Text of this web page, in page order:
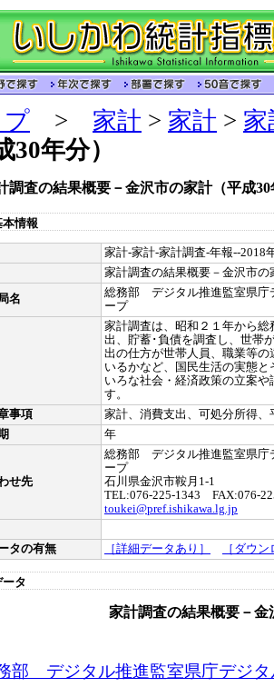
プ > 家計 > 家計 > 家
年分）
調査の結果概要－金沢市の家計（平成30
情報
家計-家計-家計調査-年報--2018
家計調査の結果概要－金沢市の
名
総務部 デジタル推進監室県庁
ープ
家計調査は、昭和２１年から
出、貯蓄･負債を調査し、世帯
出の仕方が世帯人員、職業等
いるかなど、国民生活の実態
いろな社会・経済政策の立案
す。
事項
家計、消費支出、可処分所得
年
せ先
総務部 デジタル推進監室県庁
ープ
石川県金沢市鞍月1-1
TEL:076-225-1343 FAX:076-
toukei@pref.ishikawa.lg.jp
タの有無
［詳細データあり］ ［ダウ
タ
家計調査の結果概要－金
部 デジタル推進監室県庁デジ